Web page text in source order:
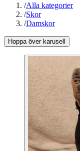
/Alla kategorier
/Skor
/Damskor
Hoppa över karusell